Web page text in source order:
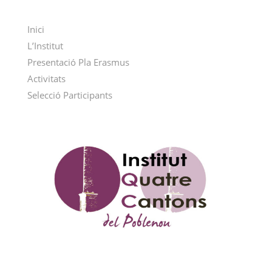
Inici
L’Institut
Presentació Pla Erasmus
Activitats
Selecció Participants